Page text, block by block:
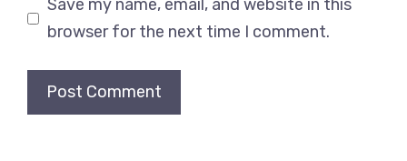
Save my name, email, and website in this
browser for the next time I comment.